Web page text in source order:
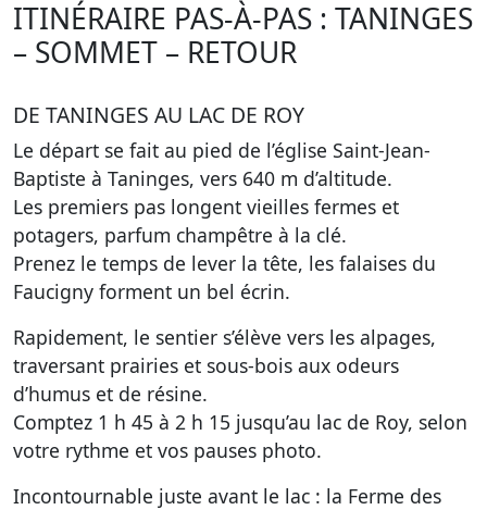
ITINÉRAIRE PAS-À-PAS : TANINGES
– SOMMET – RETOUR
DE TANINGES AU LAC DE ROY
Le départ se fait au pied de l’église Saint-Jean-
Baptiste à Taninges, vers 640 m d’altitude.
Les premiers pas longent vieilles fermes et
potagers, parfum champêtre à la clé.
Prenez le temps de lever la tête, les falaises du
Faucigny forment un bel écrin.
Rapidement, le sentier s’élève vers les alpages,
traversant prairies et sous-bois aux odeurs
d’humus et de résine.
Comptez 1 h 45 à 2 h 15 jusqu’au lac de Roy, selon
votre rythme et vos pauses photo.
Incontournable juste avant le lac : la Ferme des